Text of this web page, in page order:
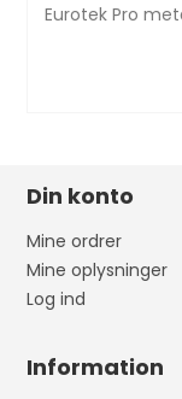
Eurotek Pro
Din konto
Mine ordrer
Mine oplysninger
Log ind
Information